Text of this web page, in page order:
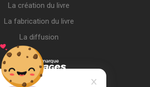
La création du livre
La fabrication du livre
La diffusion